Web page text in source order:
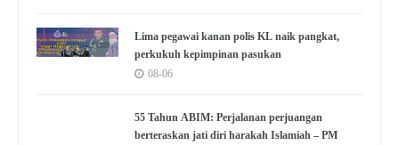
Lima pegawai kanan polis KL naik pangkat,
perkukuh kepimpinan pasukan
08-06
55 Tahun ABIM: Perjalanan perjuangan
berteraskan jati diri harakah Islamiah – PM